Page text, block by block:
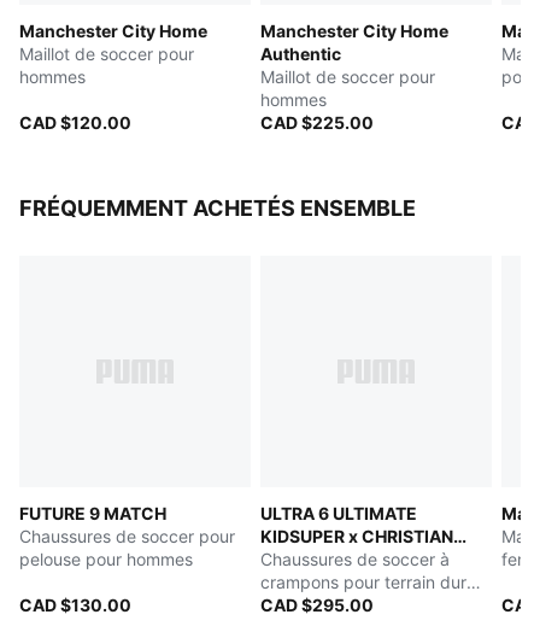
Manchester City Home
Maillot de soccer pour
hommes
CAD $120.00
Manchester City Home
Authentic
Maillot de soccer pour
hommes
CAD $225.00
FRÉQUEMMENT ACHETÉS ENSEMBLE
FUTURE 9 MATCH
Chaussures de soccer pour
pelouse pour hommes
CAD $130.00
ULTRA 6 ULTIMATE
KIDSUPER x CHRISTIAN
PULISIC
Chaussures de soccer à
crampons pour terrain dur
pour hommes
CAD $295.00